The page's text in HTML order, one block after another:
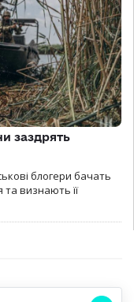
заздрять
блогери бачать
та визнають її